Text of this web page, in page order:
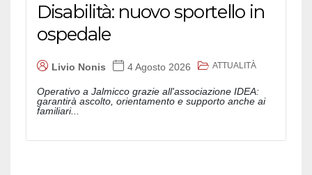
Disabilità: nuovo sportello in
ospedale
Livio Nonis 4 Agosto 2026 ATTUALITÀ
Operativo a Jalmicco grazie all'associazione IDEA:
garantirà ascolto, orientamento e supporto anche ai
familiari...